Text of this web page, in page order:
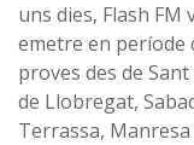
uns dies, Flash FM
emetre en període
proves des de Sant
de Llobregat,
Terrassa, Manresa